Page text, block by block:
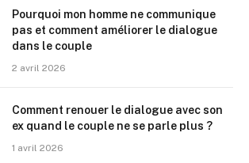
Pourquoi mon homme ne communique
pas et comment améliorer le dialogue
dans le couple
2 avril 2026
Comment renouer le dialogue avec son
ex quand le couple ne se parle plus ?
1 avril 2026